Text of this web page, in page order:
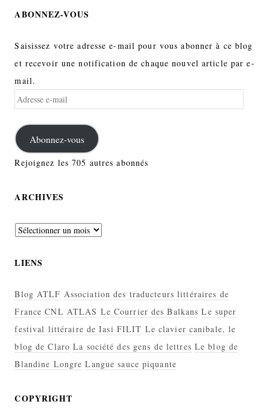
ABONNEZ-VOUS
Saisissez votre adresse e-mail pour vous abonner à ce blog
et recevoir une notification de chaque nouvel article par e-
mail.
Adresse
mail
Abonnez-vous
Rejoignez les 705 autres abonnés
ARCHIVES
Archives
LIENS
Blog ATLF Association des traducteurs littéraires de
France CNL ATLAS Le Courrier des Balkans Le super
festival littéraire de Iasi FILIT Le clavier canibale, le
blog de Claro La société des gens de lettres Le blog de
Blandine Longre Langue sauce piquante
COPYRIGHT